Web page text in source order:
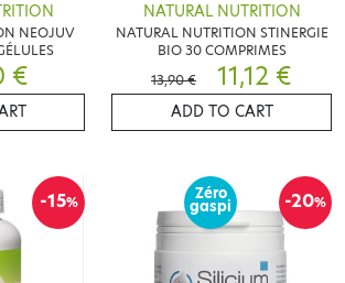
NEOJUV
€
NATURAL NUTRITION
NATURAL NUTRITION STINERGIE
BIO 30 COMPRIMES
13,90 €
11,12 €
ADD TO CART
-15% -20%
Zéro
gaspi